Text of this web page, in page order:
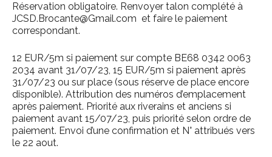
Réservation obligatoire. Renvoyer talon complété à
JCSD.Brocante@Gmail.com et faire le paiement
correspondant.
12 EUR/5m si paiement sur compte BE68 0342 0063
2034 avant 31/07/23, 15 EUR/5m si paiement après
31/07/23 ou sur place (sous réserve de place encore
disponible). Attribution des numéros d’emplacement
après paiement. Priorité aux riverains et anciens si
paiement avant 15/07/23, puis priorité selon ordre de
paiement. Envoi d’une confirmation et N° attribués vers
le 22 aout.